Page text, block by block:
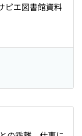
ピエ図書館資料